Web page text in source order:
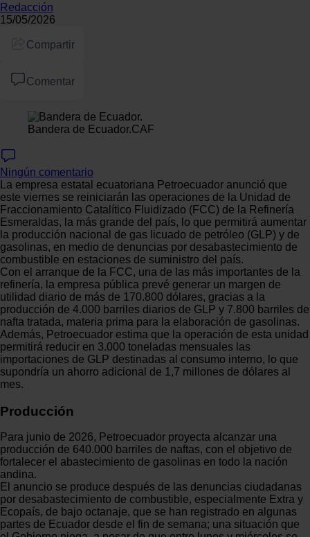
Redacción
15/05/2026
Compartir
Comentar
Bandera de Ecuador.CAF
Ningún comentario
La empresa estatal ecuatoriana Petroecuador anunció que
este viernes se reiniciarán las operaciones de la Unidad de
Fraccionamiento Catalítico Fluidizado (FCC) de la Refinería
Esmeraldas, la más grande del país, lo que permitirá aumentar
la producción nacional de gas licuado de petróleo (GLP) y de
gasolinas, en medio de denuncias por desabastecimiento de
combustible en estaciones de suministro del país.
Con el arranque de la FCC, una de las más importantes de la
refinería, la empresa pública prevé generar un margen de
utilidad diario de más de 170.800 dólares, gracias a la
producción de 4.000 barriles diarios de GLP y 7.800 barriles de
nafta tratada, materia prima para la elaboración de gasolinas.
Además, Petroecuador estima que la operación de esta unidad
permitirá reducir en 3.000 toneladas mensuales las
importaciones de GLP destinadas al consumo interno, lo que
supondría un ahorro adicional de 1,7 millones de dólares al
mes.
Producción
Para junio de 2026, Petroecuador proyecta alcanzar una
producción de 640.000 barriles de naftas, con el objetivo de
fortalecer el abastecimiento de gasolinas en todo la nación
andina.
El anuncio se produce después de las denuncias ciudadanas
por desabastecimiento de combustible, especialmente Extra y
Ecopaís, de bajo octanaje, que se han registrado en algunas
partes de Ecuador desde el fin de semana; una situación que